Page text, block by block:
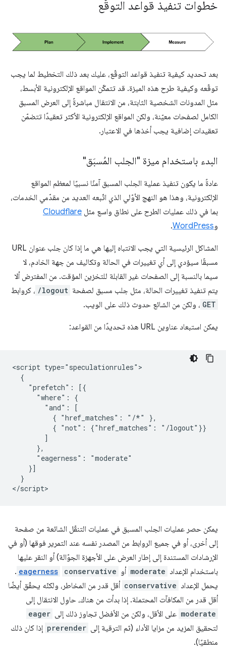
خطوات تنفيذ قواعد التوقّع
بعد تحديد كيفية تنفيذ قواعد التوقّع، عليك بعد ذلك التخطيط لما يجب
توقّعه وكيفية طرح هذه الميزة. قد تتمكّن المواقع الإلكترونية الأبسط،
مثل المدونات الشخصية الثابتة، من الانتقال مباشرةً إلى العرض المسبق
الكامل لصفحات معيّنة، ولكن المواقع الإلكترونية الأكثر تعقيدًا تتضمّن
تعقيدات إضافية يجب أخذها في الاعتبار.
البدء باستخدام ميزة "الجلب المُسبَق"
عادةً ما يكون تنفيذ عملية الجلب المسبق آمنًا نسبيًا لمعظم المواقع
الإلكترونية، وهذا هو النهج الأوّلي الذي اتّبعه العديد من مقدّمي الخدمات،
بما في ذلك عمليات الطرح على نطاق واسع مثل Cloudflare
وWordPress
.
المشاكل الرئيسية التي يجب الانتباه إليها هي ما إذا كان جلب عنوان URL
مسبقًا سيؤدي إلى أي تغييرات في الحالة وتكاليف من جهة الخادم، لا
سيما بالنسبة إلى الصفحات غير القابلة للتخزين المؤقت. من المفترض ألا
يتم تنفيذ تغييرات الحالة، مثل جلب مسبق لصفحة /logout ، كروابط
GET ، ولكن من الشائع حدوث ذلك على الويب.
يمكن استبعاد عناوين URL هذه تحديدًا من القواعد:
<script type="speculationrules">
  {
    "prefetch": [{
      "where": {
        "and": [
          { "href_matches": "/*" },
          { "not": {"href_matches": "/logout"}}
        ]
      },
      "eagerness": "moderate"
    }]
  }
يمكن حصر عمليات الجلب المسبق في عمليات التنقّل الشائعة من صفحة
إلى أخرى، أو في جميع الروابط من المصدر نفسه عند التمرير فوقها (أو في
الإرشادات المستندة إلى إطار العرض على الأجهزة الجوّالة) أو النقر عليها
باستخدام الإعداد moderate أو conservative
eagerness
.
يحمل الإعداد conservative أقل قدر من المخاطر، ولكنّه يحقّق أيضًا
أقل قدر من المكافآت المحتملة. إذا بدأت من هناك، حاوِل الانتقال إلى
moderate على الأقل، ولكن من الأفضل تجاوز ذلك إلى eager
لتحقيق المزيد من مزايا الأداء (ثم الترقية إلى prerender إذا كان ذلك
منطقيًا).